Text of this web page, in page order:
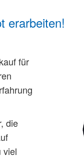
erarbeiten!
für
die
viel